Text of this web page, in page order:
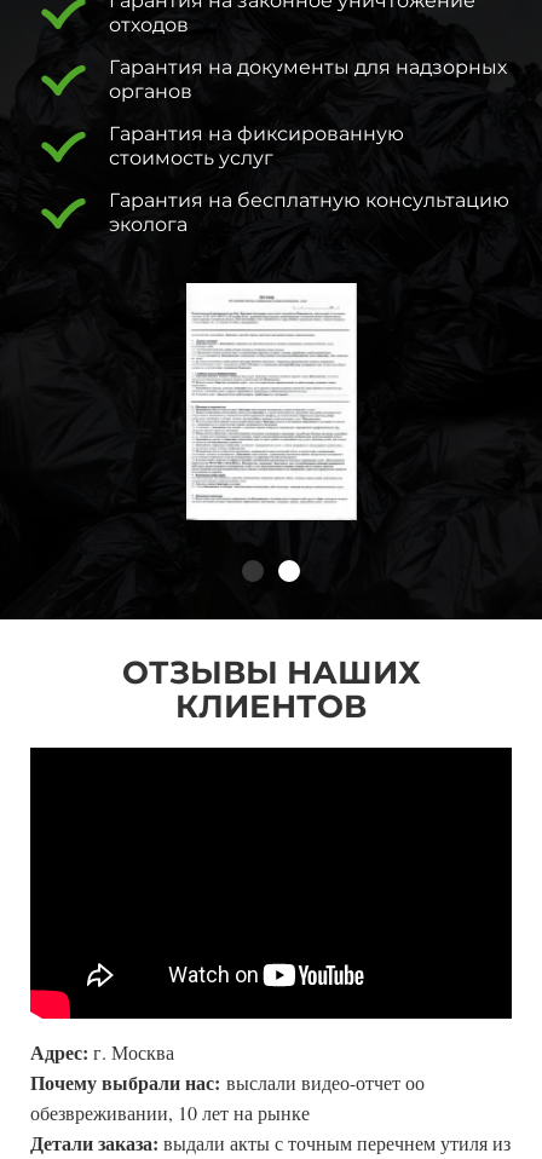
отходов
Гарантия на документы для надзорных
органов
Гарантия на фиксированную
стоимость услуг
Гарантия на бесплатную консультацию
эколога
ОТЗЫВЫ НАШИХ
КЛИЕНТОВ
Адрес: г. Москва
Почему выбрали нас: выслали видео-отчет оо
обезвреживании, 10 лет на рынке
Детали заказа: выдали акты с точным перечнем утиля из